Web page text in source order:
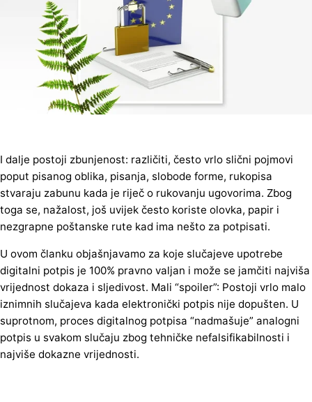
I dalje postoji zbunjenost: različiti, često vrlo slični pojmovi
poput pisanog oblika, pisanja, slobode forme, rukopisa
stvaraju zabunu kada je riječ o rukovanju ugovorima. Zbog
toga se, nažalost, još uvijek često koriste olovka, papir i
nezgrapne poštanske rute kad ima nešto za potpisati.
U ovom članku objašnjavamo za koje slučajeve upotrebe
digitalni potpis je 100% pravno valjan i može se jamčiti najviša
vrijednost dokaza i sljedivost. Mali “spoiler”: Postoji vrlo malo
iznimnih slučajeva kada elektronički potpis nije dopušten. U
suprotnom, proces digitalnog potpisa “nadmašuje” analogni
potpis u svakom slučaju zbog tehničke nefalsifikabilnosti i
najviše dokazne vrijednosti.